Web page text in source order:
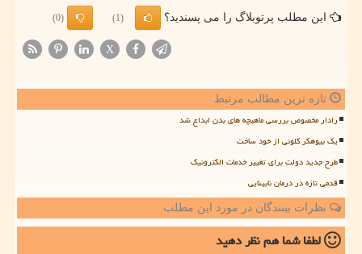
این مطلب پرتوبلاگ را می پسندید؟ (1)
(0)
X
تازه ترین مطالب مرتبط
رادار مخصوص بررسی ماهیچه های بدن ابداع شد
یک بیوهکر کلونی از خود ساخت
طرح جدید دولت برای تغییر خدمات الکترونیک
قدمی تازه در درمان نابینایی
نظرات بینندگان در مورد این مطلب
لطفا شما همنظر دهید